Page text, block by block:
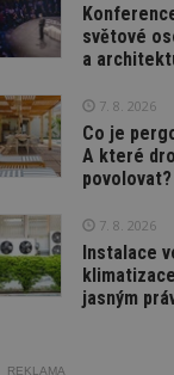
světové
a
7. 8. 2026
Co je
A které
7. 8. 2026
Instalace
jasným
REKLAMA